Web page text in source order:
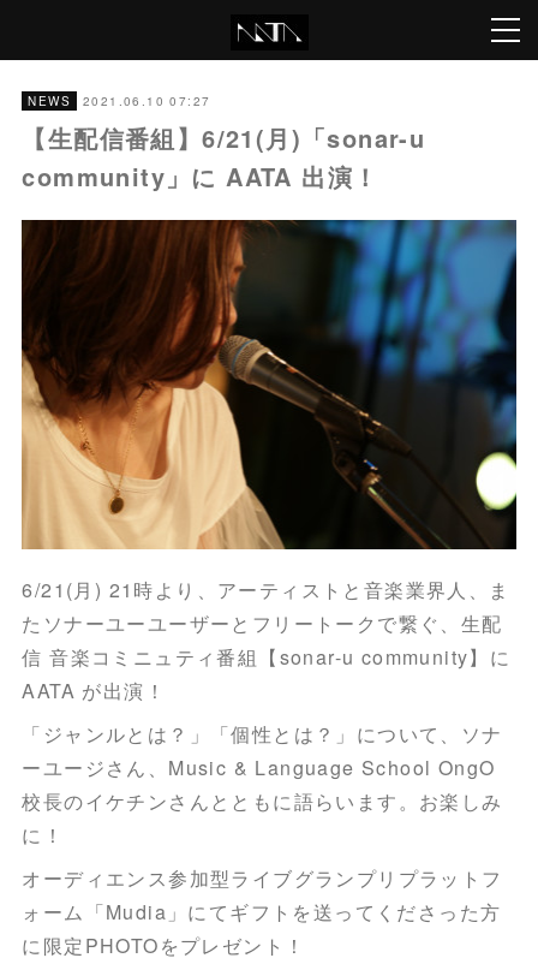
NEWS 2021.06.10 07:27
【生配信番組】6/21(月)「sonar-u
community」に AATA 出演！
6/21(月) 21時より、アーティストと音楽業界人、ま
たソナーユーユーザーとフリートークで繋ぐ、生配
信 音楽コミニュティ番組【sonar-u community】に
AATA が出演！
「ジャンルとは？」「個性とは？」について、ソナ
ーユージさん、Music & Language School OngO
校長のイケチンさんとともに語らいます。お楽しみ
に！
オーディエンス参加型ライブグランプリプラットフ
ォーム「Mudia」にてギフトを送ってくださった方
に限定PHOTOをプレゼント！